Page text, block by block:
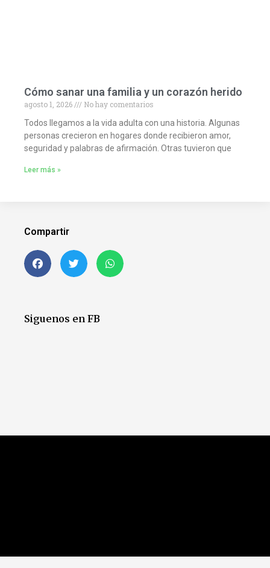
Cómo sanar una familia y un corazón herido
agosto 1, 2026
No hay comentarios
Todos llegamos a la vida adulta con una historia. Algunas
personas crecieron en hogares donde recibieron amor,
seguridad y palabras de afirmación. Otras tuvieron que
Leer más »
Compartir
Siguenos en FB